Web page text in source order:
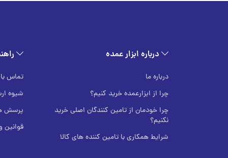
درباره ابزار عمده
درباره ما
چرا از ابزارعمده خرید کنیم؟
چرا خودمان از تامین کنندگان اصلی خرید
نکنیم؟
شرایط همکاری با تامین کننده های کالا
تماس
شیوه
پرسش